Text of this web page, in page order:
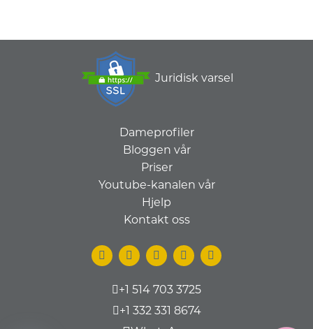
Juridisk varsel
Dameprofiler
Bloggen vår
Priser
Youtube-kanalen vår
Hjelp
Kontakt oss
+1 514 703 3725
+1 332 331 8674